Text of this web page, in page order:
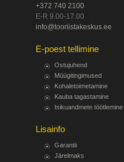
+372 740 2100
E-R 9.00-17.00
info@tooriistakeskus.ee
E-poest tellimine
Ostujuhend
Müügitingimused
Kohaletoimetamine
Kauba tagastamine
Isikuandmete töötlemine
Lisainfo
Garantii
Järelmaks